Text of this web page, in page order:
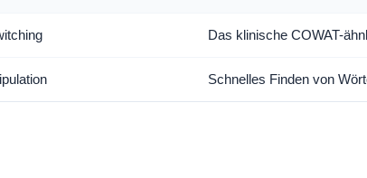
Das klinische COWAT-
Schnelles Finden von